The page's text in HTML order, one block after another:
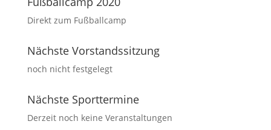
Direkt zum Fußballcamp
Nächste Vorstandssitzung
noch nicht festgelegt
Nächste Sporttermine
Derzeit noch keine Veranstaltungen